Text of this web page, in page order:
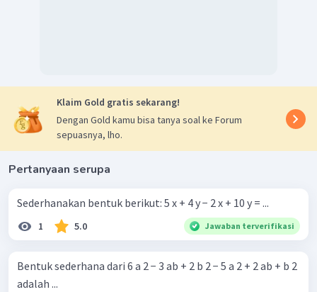
Klaim Gold gratis sekarang!
Dengan Gold kamu bisa tanya soal ke Forum
sepuasnya, lho.
Pertanyaan serupa
Sederhanakan bentuk berikut: 5 x + 4 y − 2 x + 10 y = ...
1 5.0 Jawaban terverifikasi
Bentuk sederhana dari 6 a 2 − 3 ab + 2 b 2 − 5 a 2 + 2 ab + b 2
adalah ...